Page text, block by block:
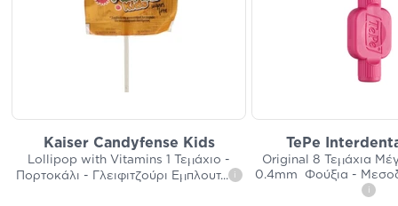
Kaiser Candyfense Kids
Lollipop with Vitamins 1 Τεμάχιο -
Πορτοκάλι - Γλειφιτζούρι Εμπλουτ... i
TePe
Original 8 Τεμάχια
0.4mm Φούξια -
i